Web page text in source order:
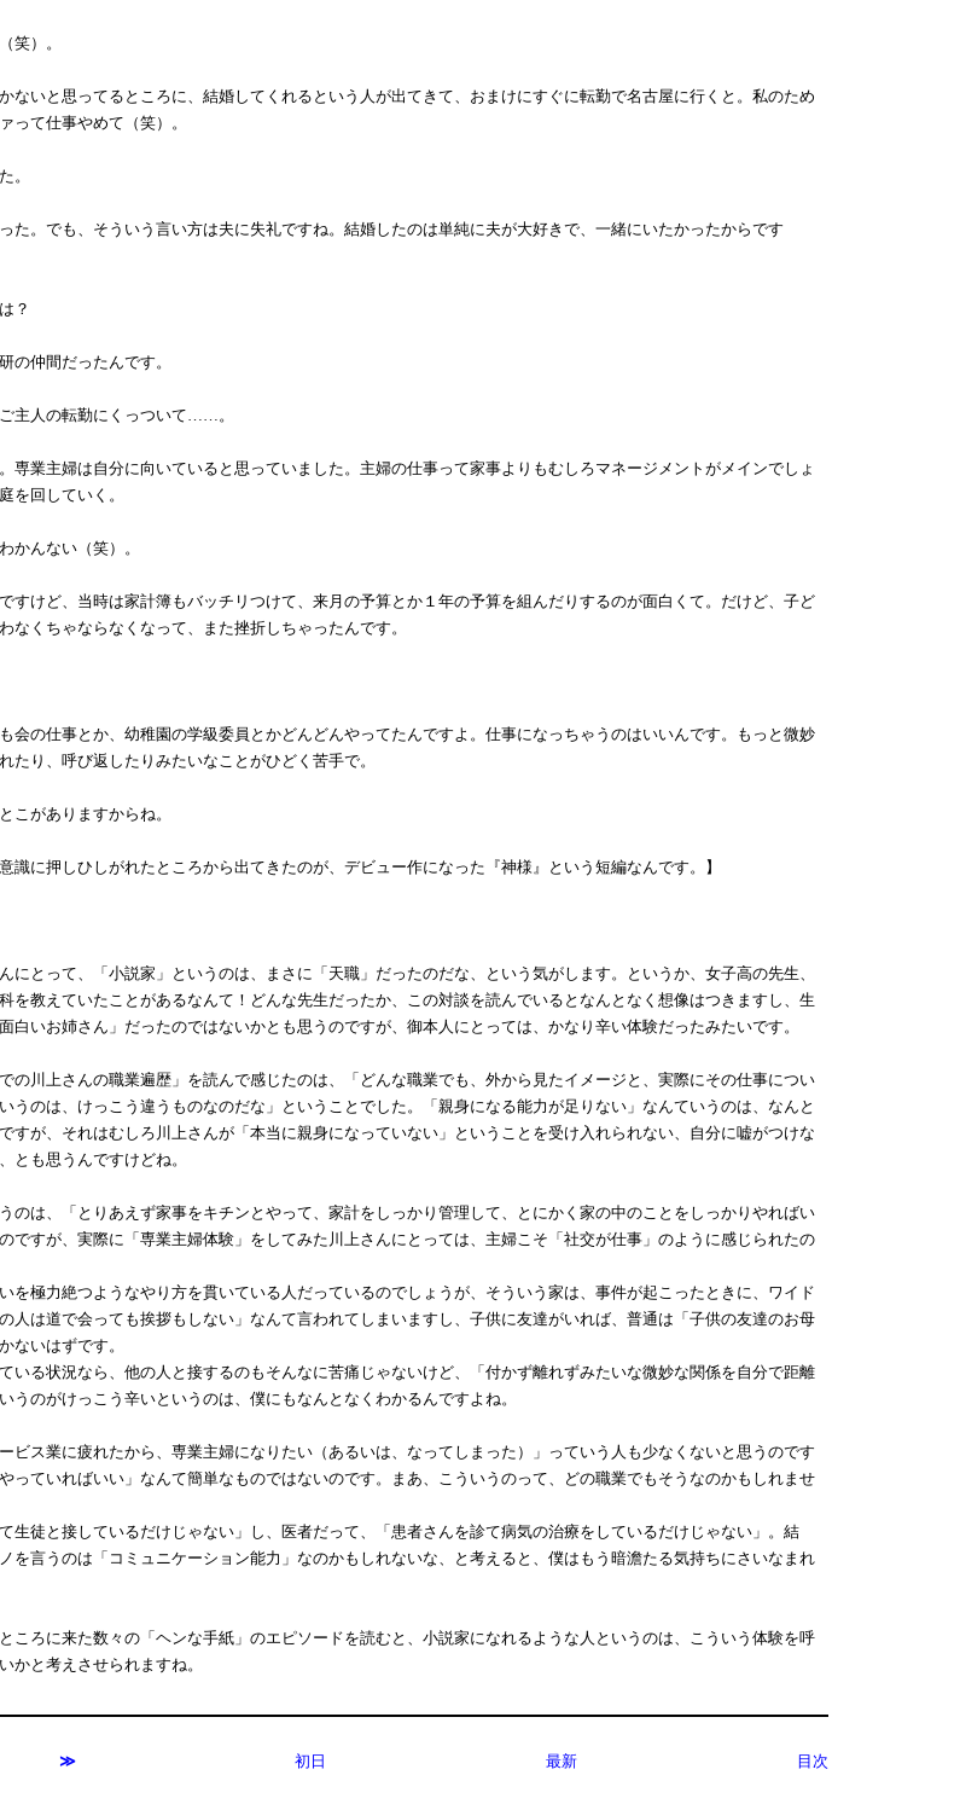
笑）。
ないと思ってるところに、結婚してくれるという人が出てきて、おまけにすぐに転勤で名古屋に行くと。私のため
って仕事やめて（笑）。
。
た。でも、そういう言い方は夫に失礼ですね。結婚したのは単純に夫が大好きで、一緒にいたかったからです
？
の仲間だったんです。
主人の転勤にくっついて……。
専業主婦は自分に向いていると思っていました。主婦の仕事って家事よりもむしろマネージメントがメインでしょ
回していく。
かんない（笑）。
すけど、当時は家計簿もバッチリつけて、来月の予算とか１年の予算を組んだりするのが面白くて。だけど、子ど
なくちゃならなくなって、また挫折しちゃったんです。
会の仕事とか、幼稚園の学級委員とかどんどんやってたんですよ。仕事になっちゃうのはいいんです。もっと微妙
たり、呼び返したりみたいなことがひどく苦手で。
こがありますからね。
識に押しひしがれたところから出てきたのが、デビュー作になった『神様』という短編なんです。】
とって、「小説家」というのは、まさに「天職」だったのだな、という気がします。というか、女子高の先生、
を教えていたことがあるなんて！どんな先生だったか、この対談を読んでいるとなんとなく想像はつきますし、生
白いお姉さん」だったのではないかとも思うのですが、御本人にとっては、かなり辛い体験だったみたいです。
の川上さんの職業遍歴」を読んで感じたのは、「どんな職業でも、外から見たイメージと、実際にその仕事につい
うのは、けっこう違うものなのだな」ということでした。「親身になる能力が足りない」なんていうのは、なんと
すが、それはむしろ川上さんが「本当に親身になっていない」ということを受け入れられない、自分に嘘がつけな
とも思うんですけどね。
のは、「とりあえず家事をキチンとやって、家計をしっかり管理して、とにかく家の中のことをしっかりやればい
ですが、実際に「専業主婦体験」をしてみた川上さんにとっては、主婦こそ「社交が仕事」のように感じられたの
を極力絶つようなやり方を貫いている人だっているのでしょうが、そういう家は、事件が起こったときに、ワイド
人は道で会っても挨拶もしない」なんて言われてしまいますし、子供に友達がいれば、普通は「子供の友達のお母
ないはずです。
いる状況なら、他の人と接するのもそんなに苦痛じゃないけど、「付かず離れずみたいな微妙な関係を自分で距離
うのがけっこう辛いというのは、僕にもなんとなくわかるんですよね。
ビス業に疲れたから、専業主婦になりたい（あるいは、なってしまった）」っていう人も少なくないと思うのです
っていればいい」なんて簡単なものではないのです。まあ、こういうのって、どの職業でもそうなのかもしれませ
生徒と接しているだけじゃない」し、医者だって、「患者さんを診て病気の治療をしているだけじゃない」。結
を言うのは「コミュニケーション能力」なのかもしれないな、と考えると、僕はもう暗澹たる気持ちにさいなまれ
ころに来た数々の「ヘンな手紙」のエピソードを読むと、小説家になれるような人というのは、こういう体験を呼
かと考えさせられますね。
≫ 初日 最新 目次